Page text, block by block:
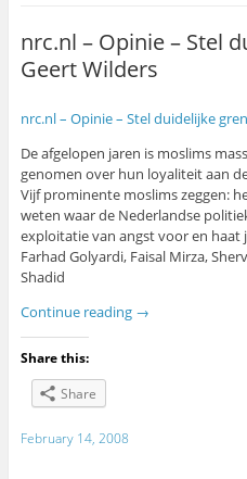
nrc.nl – Opinie – Stel
Geert Wilders
nrc.nl – Opinie – Stel duidelijke
De afgelopen jaren is moslims
genomen over hun loyaliteit aan
Vijf prominente moslims zeggen:
weten waar de Nederlandse
exploitatie van angst voor en haat
Farhad Golyardi, Faisal Mirza,
Shadid
Continue reading →
Share this:
Share
February 14, 2008